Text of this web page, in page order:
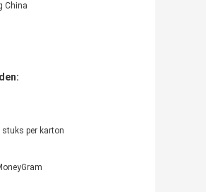
China
stuks per karton